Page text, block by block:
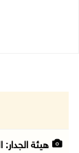
هيئة الجدار: